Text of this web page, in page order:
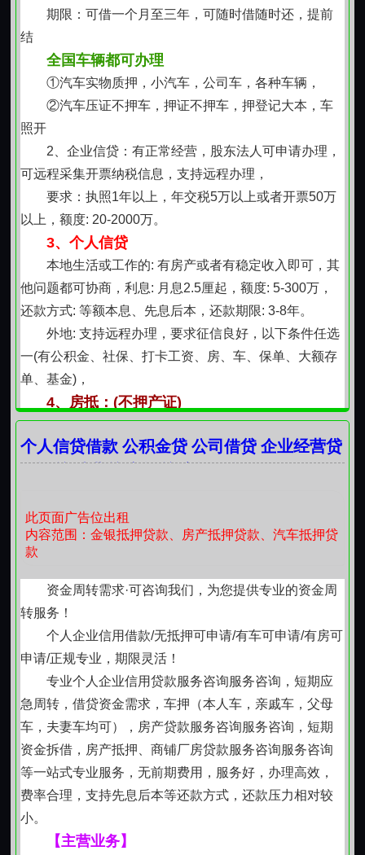
期限：可借一个月至三年，可随时借随时还，提前
结
全国车辆都可办理
①汽车实物质押，小汽车，公司车，各种车辆，
②汽车压证不押车，押证不押车，押登记大本，车
照开
2、企业信贷：有正常经营，股东法人可申请办理，
可远程采集开票纳税信息，支持远程办理，
要求：执照1年以上，年交税5万以上或者开票50万
以上，额度: 20-2000万。
3、个人信贷
本地生活或工作的: 有房产或者有稳定收入即可，其
他问题都可协商，利息: 月息2.5厘起，额度: 5-300万，
还款方式: 等额本息、先息后本，还款期限: 3-8年。
外地: 支持远程办理，要求征信良好，以下条件任选
一(有公积金、社保、打卡工资、房、车、保单、大额存
单、基金)，
4、房抵：(不押产证)
房产: 可做7-10成额度，年化3.08%起，还款方式: 先
息后本，还款期限: 1-20年。
做生意，开工厂，美容店，餐饮店，个体户，各种
档口都可以办理！
作，真诚服务每一位客户，做借资服务咨询我们是专业
的，只要您一个电话即可办理，
靠谱 快速 高效！让您更放心，专业、正规、安全、
靠谱、透明，只为客户定制优质方案，效率高，服务
好，一次合作，终身相伴，为您省心、省力、省时、省
钱，欢迎咨询，前期无任务费用。
联系我时，请说是在红火网看到的，谢谢！
个人信贷借款 公积金贷 公司借贷 企业经营贷
此页面广告位出租
内容范围：金银抵押贷款、房产抵押贷款、汽车抵押贷
款
资金周转需求·可咨询我们，为您提供专业的资金周
转服务！
个人企业信用借款/无抵押可申请/有车可申请/有房可
申请/正规专业，期限灵活！
专业个人企业信用贷款服务咨询服务咨询，短期应
急周转，借贷资金需求，车押（本人车，亲戚车，父母
车，夫妻车均可），房产贷款服务咨询服务咨询，短期
资金拆借，房产抵押、商铺厂房贷款服务咨询服务咨询
等一站式专业服务，无前期费用，服务好，办理高效，
费率合理，支持先息后本等还款方式，还款压力相对较
小。
【主营业务】